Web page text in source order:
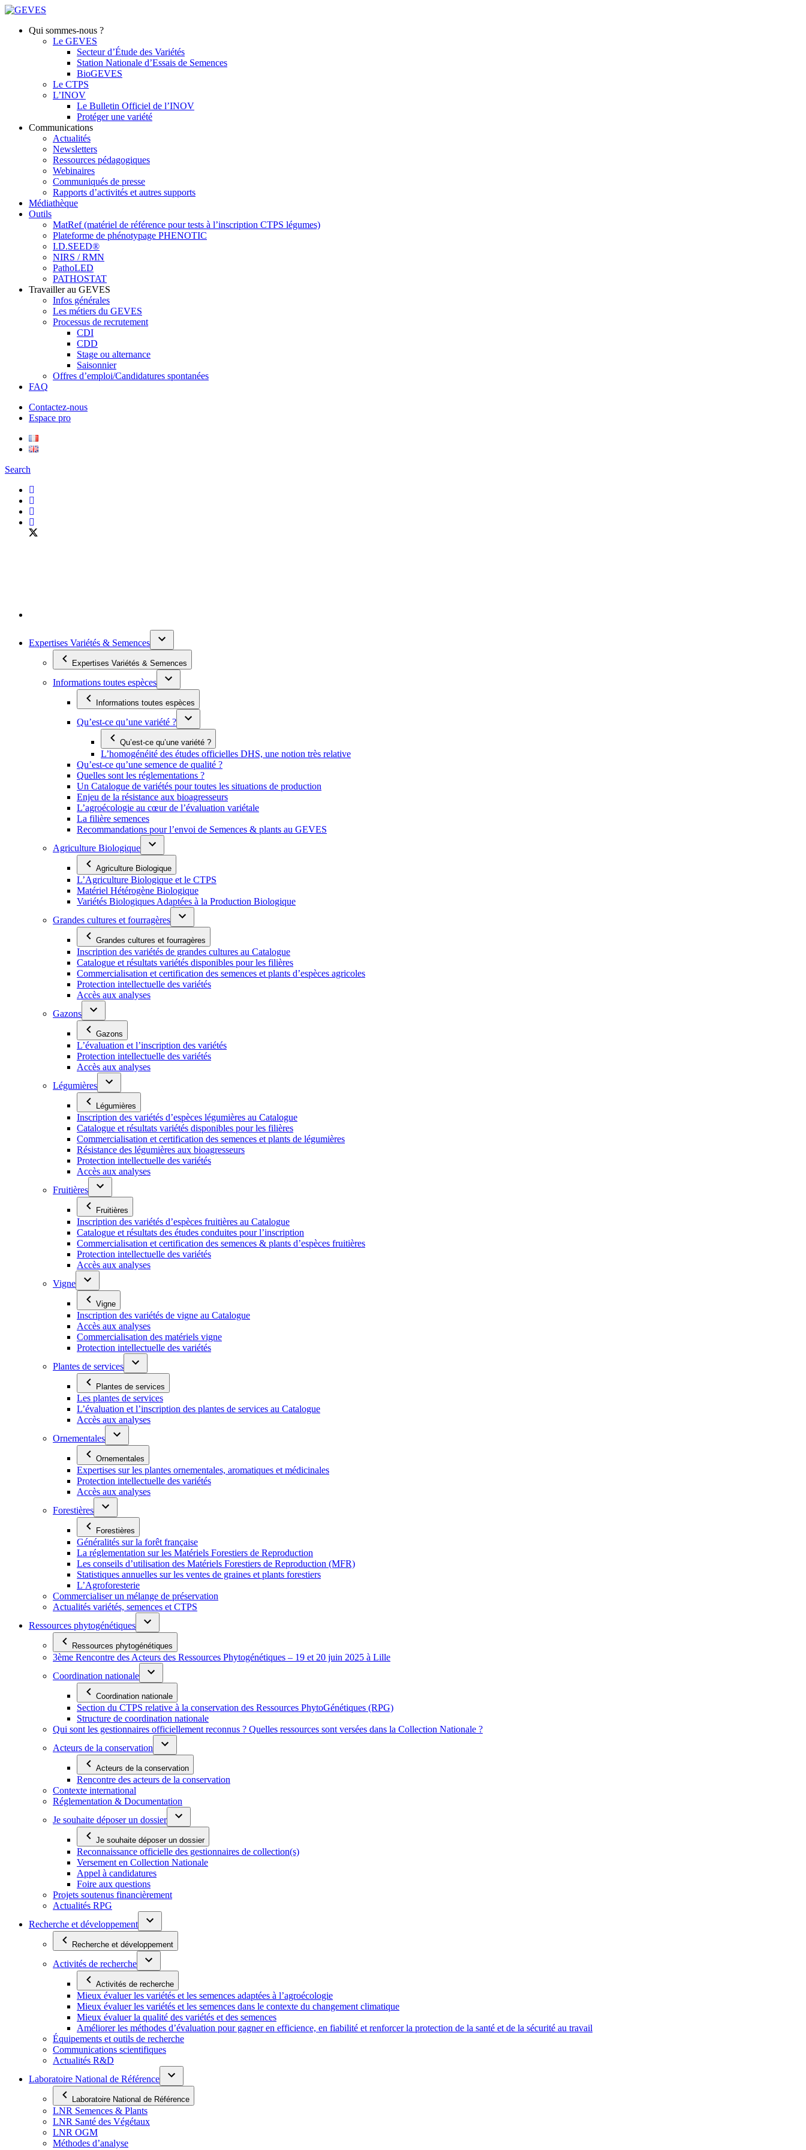
Qui sommes-nous ?
Le GEVES
Secteur d’Étude des Variétés
Station Nationale d’Essais de Semences
BioGEVES
Le CTPS
L’INOV
Le Bulletin Officiel de l’INOV
Protéger une variété
Communications
Actualités
Newsletters
Ressources pédagogiques
Webinaires
Communiqués de presse
Rapports d’activités et autres supports
Médiathèque
Outils
MatRef (matériel de référence pour tests à l’inscription CTPS légumes)
Plateforme de phénotypage PHENOTIC
I.D.SEED®
NIRS / RMN
PathoLED
PATHOSTAT
Travailler au GEVES
Infos générales
Les métiers du GEVES
Processus de recrutement
CDI
CDD
Stage ou alternance
Saisonnier
Offres d’emploi/Candidatures spontanées
FAQ
Contactez-nous
Espace pro
Search
Expertises Variétés & Semences
Expertises Variétés & Semences
Informations toutes espèces
Informations toutes espèces
Qu’est-ce qu’une variété ?
Qu’est-ce qu’une variété ?
L’homogénéité des études officielles DHS, une notion très relative
Qu’est-ce qu’une semence de qualité ?
Quelles sont les réglementations ?
Un Catalogue de variétés pour toutes les situations de production
Enjeu de la résistance aux bioagresseurs
L’agroécologie au cœur de l’évaluation variétale
La filière semences
Recommandations pour l’envoi de Semences & plants au GEVES
Agriculture Biologique
Agriculture Biologique
L’Agriculture Biologique et le CTPS
Matériel Hétérogène Biologique
Variétés Biologiques Adaptées à la Production Biologique
Grandes cultures et fourragères
Grandes cultures et fourragères
Inscription des variétés de grandes cultures au Catalogue
Catalogue et résultats variétés disponibles pour les filières
Commercialisation et certification des semences et plants d’espèces agricoles
Protection intellectuelle des variétés
Accès aux analyses
Gazons
Gazons
L’évaluation et l’inscription des variétés
Protection intellectuelle des variétés
Accès aux analyses
Légumières
Légumières
Inscription des variétés d’espèces légumières au Catalogue
Catalogue et résultats variétés disponibles pour les filières
Commercialisation et certification des semences et plants de légumières
Résistance des légumières aux bioagresseurs
Protection intellectuelle des variétés
Accès aux analyses
Fruitières
Fruitières
Inscription des variétés d’espèces fruitières au Catalogue
Catalogue et résultats des études conduites pour l’inscription
Commercialisation et certification des semences & plants d’espèces fruitières
Protection intellectuelle des variétés
Accès aux analyses
Vigne
Vigne
Inscription des variétés de vigne au Catalogue
Accès aux analyses
Commercialisation des matériels vigne
Protection intellectuelle des variétés
Plantes de services
Plantes de services
Les plantes de services
L’évaluation et l’inscription des plantes de services au Catalogue
Accès aux analyses
Ornementales
Ornementales
Expertises sur les plantes ornementales, aromatiques et médicinales
Protection intellectuelle des variétés
Accès aux analyses
Forestières
Forestières
Généralités sur la forêt française
La réglementation sur les Matériels Forestiers de Reproduction
Les conseils d’utilisation des Matériels Forestiers de Reproduction (MFR)
Statistiques annuelles sur les ventes de graines et plants forestiers
L’Agroforesterie
Commercialiser un mélange de préservation
Actualités variétés, semences et CTPS
Ressources phytogénétiques
Ressources phytogénétiques
3ème Rencontre des Acteurs des Ressources Phytogénétiques – 19 et 20 juin 2025 à Lille
Coordination nationale
Coordination nationale
Section du CTPS relative à la conservation des Ressources PhytoGénétiques (RPG)
Structure de coordination nationale
Qui sont les gestionnaires officiellement reconnus ? Quelles ressources sont versées dans la Collection Nationale ?
Acteurs de la conservation
Acteurs de la conservation
Rencontre des acteurs de la conservation
Contexte international
Réglementation & Documentation
Je souhaite déposer un dossier
Je souhaite déposer un dossier
Reconnaissance officielle des gestionnaires de collection(s)
Versement en Collection Nationale
Appel à candidatures
Foire aux questions
Projets soutenus financièrement
Actualités RPG
Recherche et développement
Recherche et développement
Activités de recherche
Activités de recherche
Mieux évaluer les variétés et les semences adaptées à l’agroécologie
Mieux évaluer les variétés et les semences dans le contexte du changement climatique
Mieux évaluer la qualité des variétés et des semences
Améliorer les méthodes d’évaluation pour gagner en efficience, en fiabilité et renforcer la protection de la santé et de la sécurité au travail
Équipements et outils de recherche
Communications scientifiques
Actualités R&D
Laboratoire National de Référence
Laboratoire National de Référence
LNR Semences & Plants
LNR Santé des Végétaux
LNR OGM
Méthodes d’analyse